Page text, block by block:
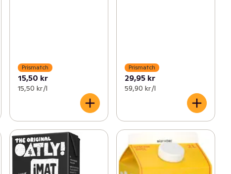
Prismatch
15,50 kr
15,50 kr /l
Prismatch
29,95 kr
59,90 kr /l